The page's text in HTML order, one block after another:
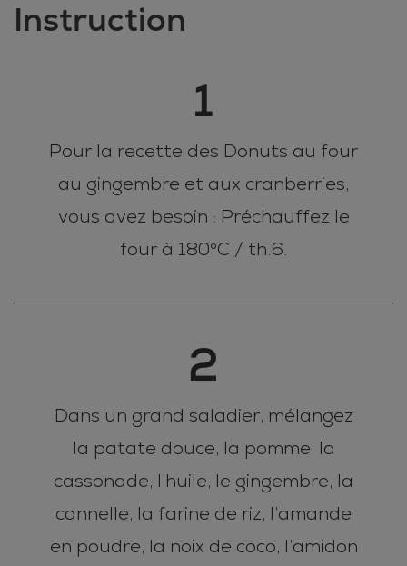
Instruction
1
Pour la recette des Donuts au four
au gingembre et aux cranberries,
vous avez besoin : Préchauffez le
four à 180°C / th.6.
2
Dans un grand saladier, mélangez
la patate douce, la pomme, la
cassonade, l’huile, le gingembre, la
cannelle, la farine de riz, l’amande
en poudre, la noix de coco, l’amidon